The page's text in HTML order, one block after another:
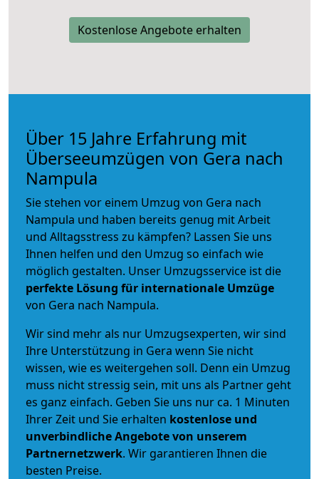
Kostenlose Angebote erhalten
Über 15 Jahre Erfahrung mit
Überseeumzügen von Gera nach
Nampula
Sie stehen vor einem Umzug von Gera nach
Nampula und haben bereits genug mit Arbeit
und Alltagsstress zu kämpfen? Lassen Sie uns
Ihnen helfen und den Umzug so einfach wie
möglich gestalten. Unser Umzugsservice ist die
perfekte Lösung für internationale Umzüge
von Gera nach Nampula.
Wir sind mehr als nur Umzugsexperten, wir sind
Ihre Unterstützung in Gera wenn Sie nicht
wissen, wie es weitergehen soll. Denn ein Umzug
muss nicht stressig sein, mit uns als Partner geht
es ganz einfach. Geben Sie uns nur ca. 1 Minuten
Ihrer Zeit und Sie erhalten kostenlose und
unverbindlicheAngebote von unserem
Partnernetzwerk. Wir garantieren Ihnen die
besten Preise.